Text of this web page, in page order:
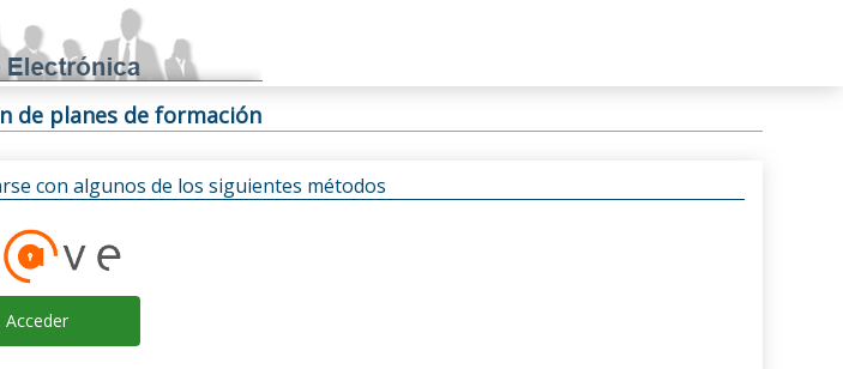
de planes de formación
con algunos de los siguientes métodos
Acceder